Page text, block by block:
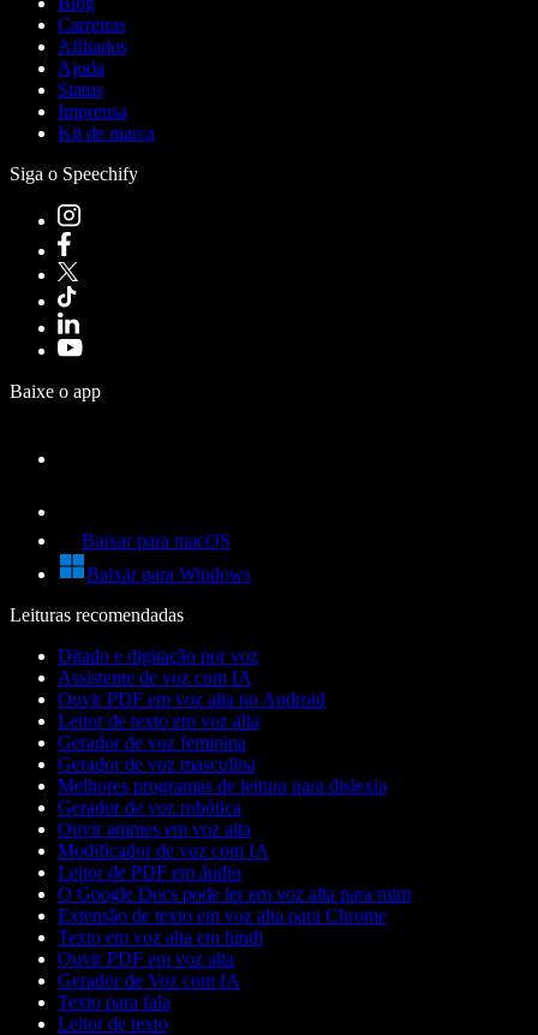
Carreiras
Afiliados
Ajuda
Status
Imprensa
Kit de marca
Siga o Speechify
Baixe o app
Baixar para macOS
Baixar para Windows
Leituras recomendadas
Ditado e digitação por voz
Assistente de voz com IA
Ouvir PDF em voz alta no Android
Leitor de texto em voz alta
Gerador de voz feminina
Gerador de voz masculina
Melhores programas de leitura para dislexia
Gerador de voz robótica
Ouvir animes em voz alta
Modificador de voz com IA
Leitor de PDF em áudio
O Google Docs pode ler em voz alta para mim
Extensão de texto em voz alta para Chrome
Texto em voz alta em hindi
Ouvir PDF em voz alta
Gerador de Voz com IA
Texto para fala
Leitor de texto